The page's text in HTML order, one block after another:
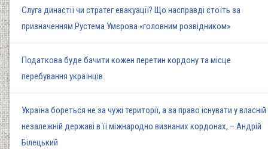
Слуга династії чи стратег евакуації? Що насправді стоїть за
призначенням Рустема Умєрова «головним розвідником»
Податкова буде бачити кожен перетин кордону та місце
перебування українців
Україна бореться не за чужі території, а за право існувати у власній
незалежній державі в її міжнародно визнаних кордонах, – Андрій
Білецький